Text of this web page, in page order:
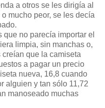
a otros se les dirigía al
mucho peor, se les decía
que no parecía importar el
limpia, sin manchas o,
que la camiseta
a pagar un precio
nueva, 16,8 cuando
alguien y tan sólo 11,72
manoseado muchas